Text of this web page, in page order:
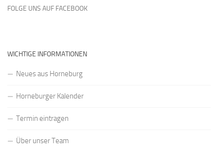
FOLGE UNS AUF FACEBOOK
WICHTIGE INFORMATIONEN
Neues aus Horneburg
Horneburger Kalender
Termin eintragen
Über unser Team